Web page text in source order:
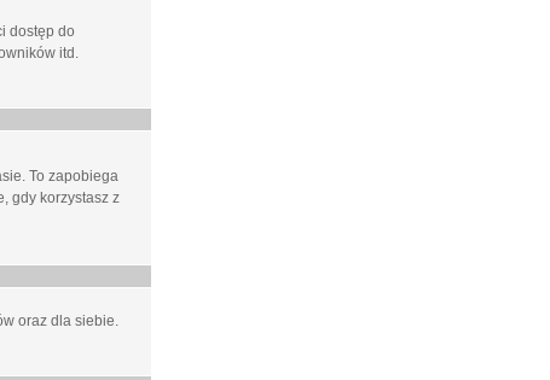
dostęp do
itd.
To zapobiega
gdy korzystasz z
oraz dla siebie.